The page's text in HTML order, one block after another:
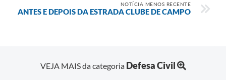
NOTÍCIA MENOS RECENTE
ANTES E DEPOIS DA ESTRADA CLUBE DE CAMPO
VEJA MAIS da categoria Defesa Civil